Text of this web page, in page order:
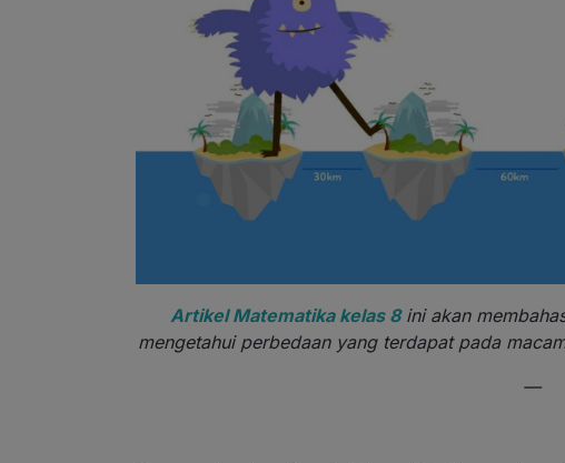
Artikel Matematika kelas 8ini akan
mengetahui perbedaan yang terdapat pada
—